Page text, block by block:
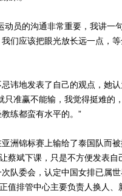
的沟通非常重要，我讲一
们应该把眼光放长远一点，
地发表了自己的观点，她认
只准赢不能输，我觉得挺难的
练都蛮有水平的。”
锦标赛上输给了泰国队而被
蔡斌下课，只是不方便发表
队委会，认定中国女排已属
值排管中心主要负责人换人